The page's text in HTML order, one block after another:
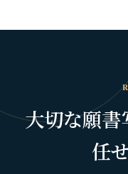
大切な願書
任